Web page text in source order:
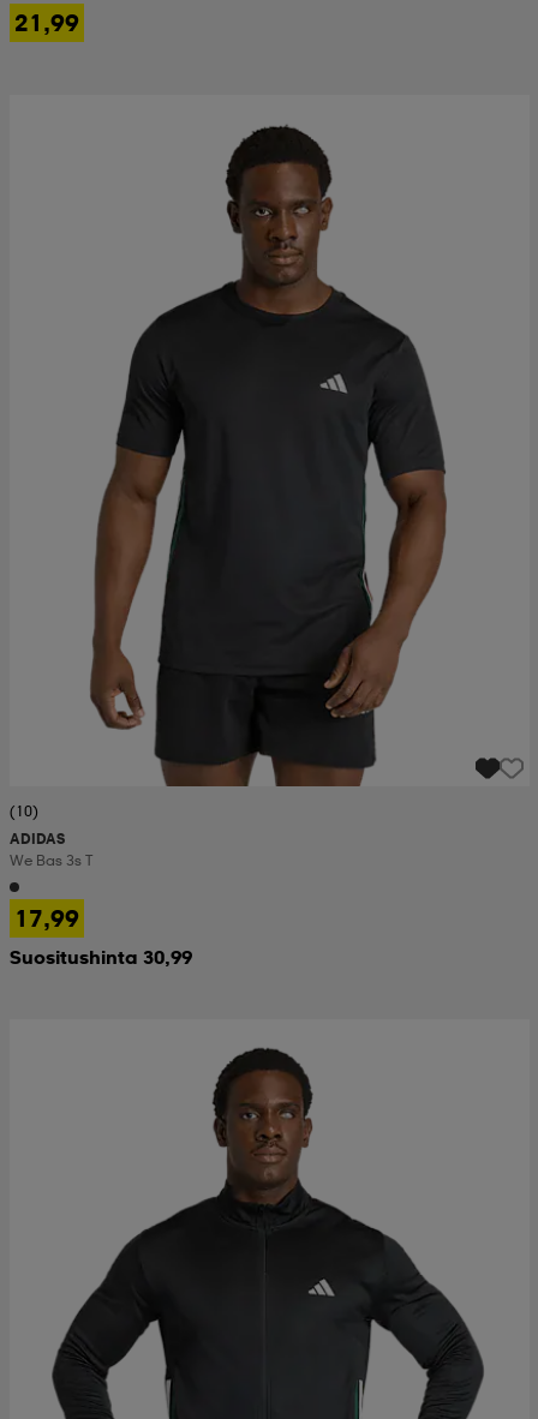
21,99
(10)
ADIDAS
We Bas 3s T
17,99
Suositushinta 30,99